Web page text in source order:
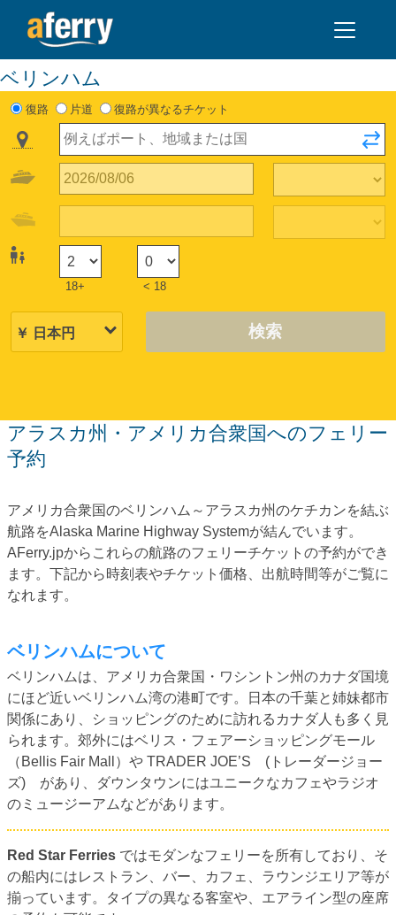
ベリンハム
復路 片道 復路が異なるチケット
18+ < 18
検索
アラスカ州・アメリカ合衆国へのフェリー
予約
アメリカ合衆国のベリンハム～アラスカ州のケチカンを結ぶ
航路をAlaska Marine Highway Systemが結んでいます。
AFerry.jpからこれらの航路のフェリーチケットの予約ができ
ます。下記から時刻表やチケット価格、出航時間等がご覧に
なれます。
ベリンハムについて
ベリンハムは、アメリカ合衆国・ワシントン州のカナダ国境
にほど近いベリンハム湾の港町です。日本の千葉と姉妹都市
関係にあり、ショッピングのために訪れるカナダ人も多く見
られます。郊外にはベリス・フェアーショッピングモール
（Bellis Fair Mall）や TRADER JOE’S (トレーダージョー
ズ) があり、ダウンタウンにはユニークなカフェやラジオ
のミュージーアムなどがあります。
Red Star Ferries ではモダンなフェリーを所有しており、そ
の船内にはレストラン、バー、カフェ、ラウンジエリア等が
揃っています。タイプの異なる客室や、エアライン型の座席